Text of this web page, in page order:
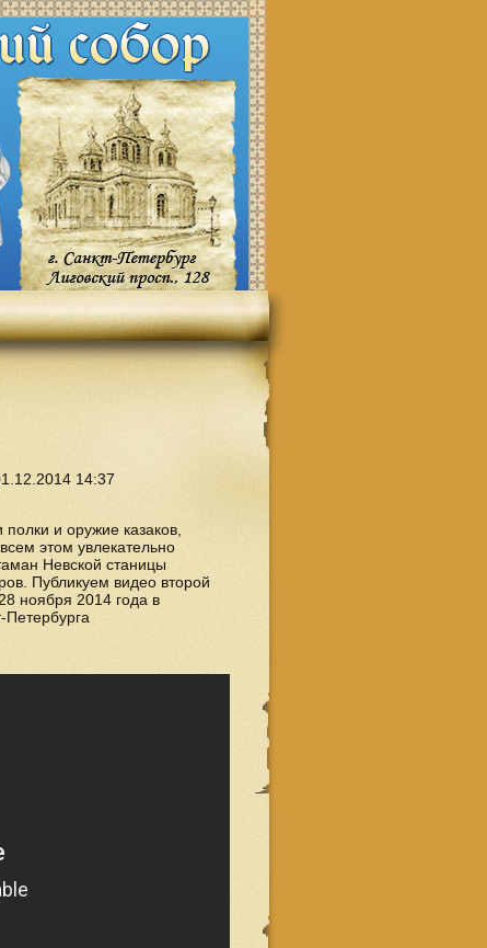
14:37
и оружие казаков,
этом увлекательно
Невской станицы
Публикуем видео второй
ноября 2014 года в
Петербурга